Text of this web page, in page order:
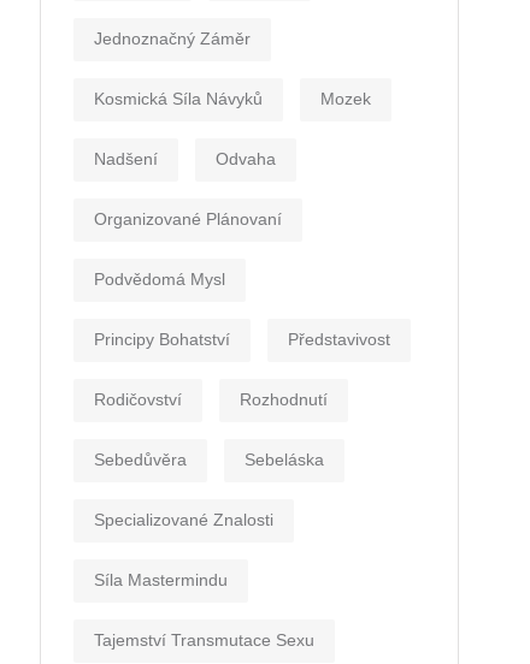
Jednoznačný Záměr
Kosmická Síla Návyků Mozek
Nadšení Odvaha
Organizované Plánovaní
Podvědomá Mysl
Principy Bohatství Představivost
Rodičovství Rozhodnutí
Sebedůvěra Sebeláska
Specializované Znalosti
Síla Mastermindu
Tajemství Transmutace Sexu